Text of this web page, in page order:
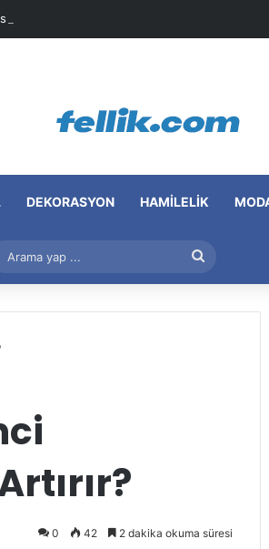
Önerileri
DEKORASYON HAMILELIK
Makale
Bölmesi
Arama
yap
0 42 2 dakika okuma süresi